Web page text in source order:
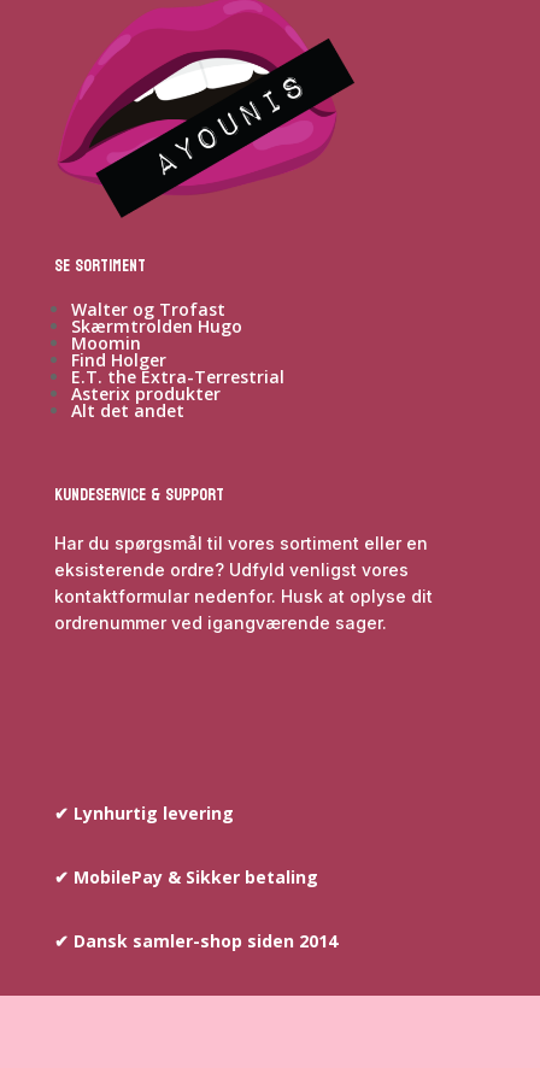
Se sortiment
Walter og Trofast
Skærmtrolden Hugo
Moomin
Find Holger
E.T. the Extra-Terrestrial
Asterix produkter
Alt det andet
Kundeservice & Support
Har du spørgsmål til vores sortiment eller en
eksisterende ordre? Udfyld venligst vores
kontaktformular nedenfor. Husk at oplyse dit
ordrenummer ved igangværende sager.
✔ Lynhurtig levering
✔ MobilePay & Sikker betaling
✔ Dansk samler-shop siden 2014